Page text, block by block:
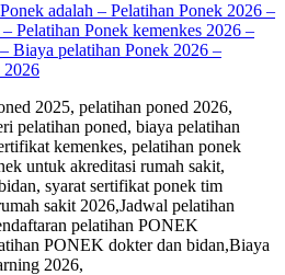
adalah – Pelatihan Ponek 2026 –
Pelatihan Ponek kemenkes 2026 –
Biaya pelatihan Ponek 2026 –
2026
2025, pelatihan poned 2026,
pelatihan poned, biaya pelatihan
kemenkes, pelatihan ponek
untuk akreditasi rumah sakit,
syarat sertifikat ponek tim
sakit 2026,Jadwal pelatihan
pelatihan PONEK
PONEK dokter dan bidan,Biaya
2026,